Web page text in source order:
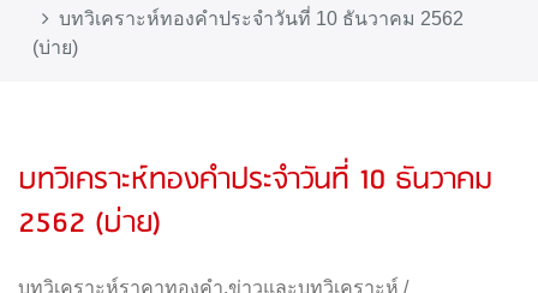
บทวิเคราะห์ทองคำประจำวันที่ 10 ธันวาคม 2562
(บ่าย)
บทวิเคราะห์ทองคำประจำวันที่ 10 ธันวาคม
2562 (บ่าย)
บทวิเคราะห์ราคาทองคำ,ข่าวและบทวิเคราะห์ /